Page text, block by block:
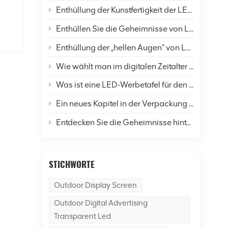
Enthüllung der Kunstfertigkeit der LED-Display-Verkapselung: Eine umfassende Analyse von sechs gängigen Techniken und Zukunftsaussichten
Enthüllen Sie die Geheimnisse von LED-Bildschirmen: Wie verändern sie unser Leben und die Welt?
Enthüllung der „hellen Augen“ von LED-Anzeigen: Eine umfassende Analyse der Auflösung
Wie wählt man im digitalen Zeitalter LED-Anzeigen richtig aus?
Was ist eine LED-Werbetafel für den Außenbereich?
Ein neues Kapitel in der Verpackung von LED-Displays: Was ist der Unterschied zwischen SMD- und COB-Technologie?
Entdecken Sie die Geheimnisse hinter dem Dancer of Led Display Screen
STICHWORTE
Outdoor Display Screen
Outdoor Digital Advertising
Transparent Led